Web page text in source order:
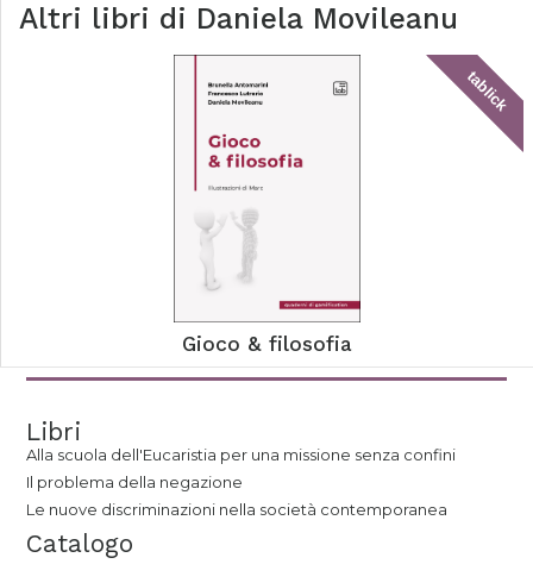
Altri libri di Daniela Movileanu
tablick
Gioco & filosofia
Libri
Alla scuola dell'Eucaristia per una missione senza confini
Il problema della negazione
Le nuove discriminazioni nella società contemporanea
Catalogo